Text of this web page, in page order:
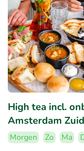
High tea incl.
Amsterdam Zuid
Morgen Zo Ma